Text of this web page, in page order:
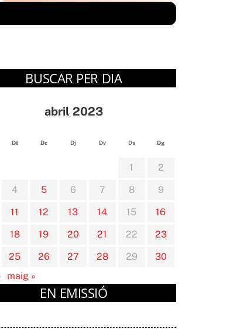
BUSCAR PER DIA
abril 2023
Dt Dc Dj Dv Ds Dg
1
2
4 5 6 7 8
9
11 12 13 14 15
16
18 19 20 21 22
23
25 26 27 28 29
30
maig »
EN EMISSIÓ